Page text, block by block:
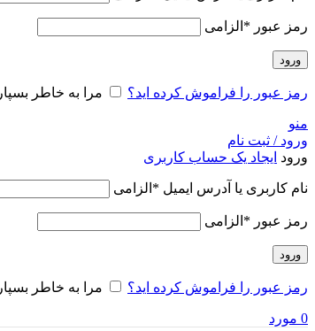
رمز عبور * الزامی
ورود
رمز عبور را فراموش کرده اید؟ مرا به خاطر بسپار
منو
ورود / ثبت نام
ورود ایجاد یک حساب کاربری
نام کاربری یا آدرس ایمیل * الزامی
رمز عبور * الزامی
ورود
رمز عبور را فراموش کرده اید؟ مرا به خاطر بسپار
0 مورد